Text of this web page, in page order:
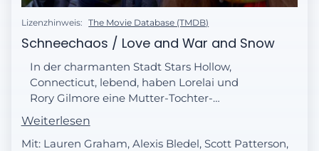
Lizenzhinweis: The Movie Database (TMDB)
Schneechaos / Love and War and Snow
In der charmanten Stadt Stars Hollow,
Connecticut, lebend, haben Lorelai und
Rory Gilmore eine Mutter-Tochter-
Beziehung, von der die meisten Menschen
nur träumen.
Weiterlesen
Mit: Lauren Graham, Alexis Bledel, Scott Patterson,